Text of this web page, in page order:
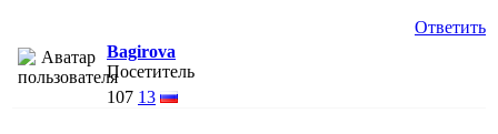
Ответить
Bagirova
Посетитель
107 13